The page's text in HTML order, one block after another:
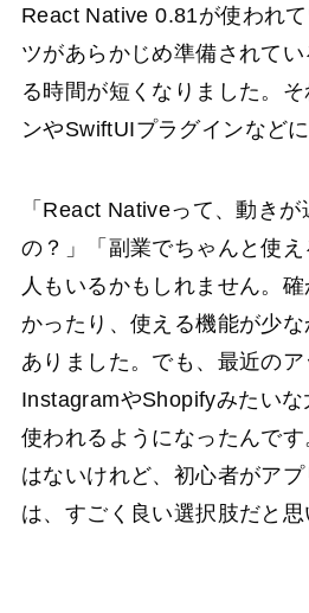
React Native 0.81が使われ
ツがあらかじめ準備されて
る時間が短くなりました。
ンやSwiftUIプラグインなど
「React Nativeって、動き
の？」「副業でちゃんと使
人もいるかもしれません。
かったり、使える機能が少
ありました。でも、最近のア
InstagramやShopifyみたい
使われるようになったんで
はないけれど、初心者がア
は、すごく良い選択肢だと思